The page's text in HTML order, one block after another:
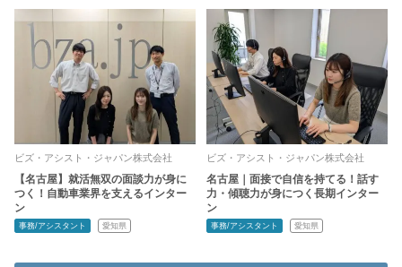
ビズ・アシスト・ジャパン株式会社
【名古屋】就活無双の面談力が身に
つく！自動車業界を支えるインター
ン
事務/アシスタント 愛知県
ビズ・アシスト・ジャパン株式会社
名古屋｜面接で自信を持てる！話す
力・傾聴力が身につく長期インター
ン
事務/アシスタント 愛知県